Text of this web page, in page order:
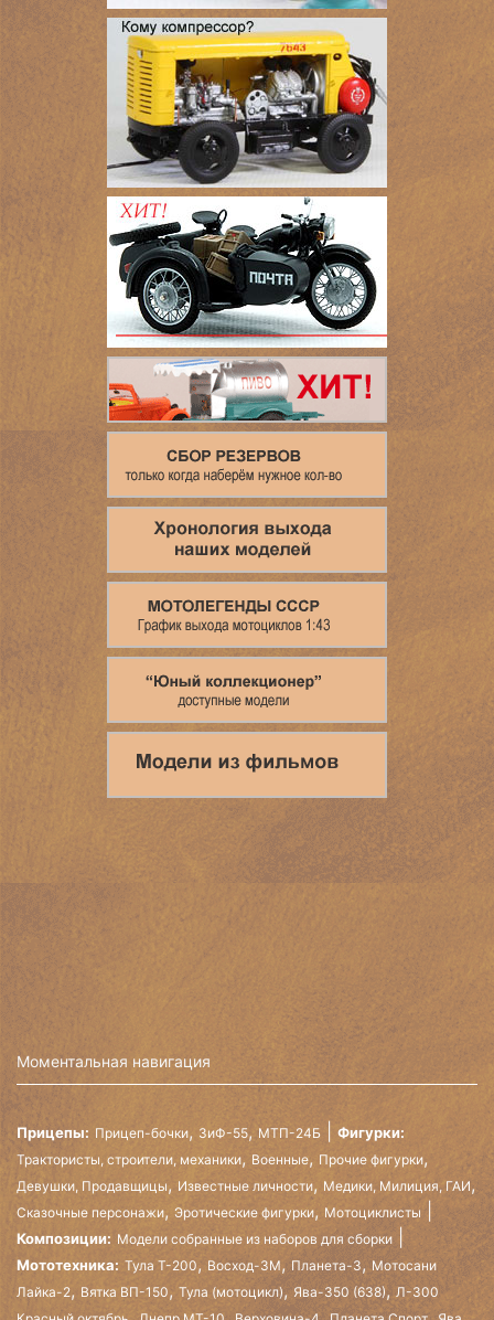
Моментальная навигация
Прицепы: Прицеп-бочки, ЗиФ-55, МТП-24Б Фигурки:
Трактористы, строители, механики, Военные, Прочие фигурки,
Девушки, Продавщицы, Известные личности, Медики, Милиция, ГАИ,
Сказочные персонажи, Эротические фигурки, Мотоциклисты
Композиции: Модели собранные из наборов для сборки
Мототехника: Тула Т-200, Восход-3М, Планета-3, Мотосани
Лайка-2, Вятка ВП-150, Тула (мотоцикл), Ява-350 (638),Л-300